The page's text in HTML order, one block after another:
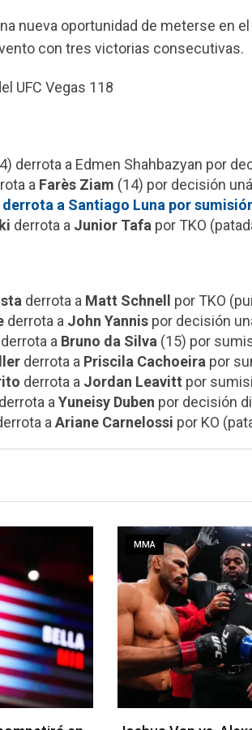
nueva oportunidad de meterse en el
con tres victorias consecutivas.
UFC Vegas 118
derrota a Edmen Shahbazyan por
a Farès Ziam (14) por decisión
a Santiago Luna por
derrota a Junior Tafa por TKO
derrota a Matt Schnell por TKO
derrota a John Yannis por decisión
derrota a Bruno da Silva (15) por
derrota a Priscila Cachoeira por
derrota a Jordan Leavitt por
derrota a Yuneisy Duben por decisión
a Ariane Carnelossi por KO
MMA